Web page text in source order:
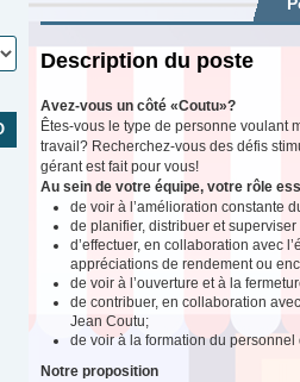
Description du poste
Avez-vous un côté «Coutu»?
Êtes-vous le type de personne voulant
travail? Recherchez-vous des défis
gérant est fait pour vous!
Au sein de votre équipe, votre rôle
de voir à l’amélioration constante
de planifier, distribuer et
d’effectuer, en collaboration avec
appréciations de rendement ou
de voir à l’ouverture et à la
de contribuer, en collaboration
Jean Coutu;
de voir à la formation du
Notre proposition